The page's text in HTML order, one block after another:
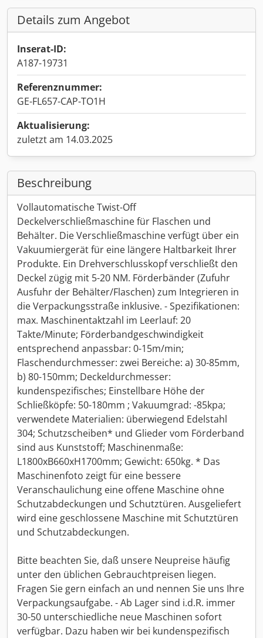
Details zum Angebot
Inserat-ID:
A187-19731
Referenznummer:
GE-FL657-CAP-TO1H
Aktualisierung:
zuletzt am 14.03.2025
Beschreibung
Vollautomatische Twist-Off
Deckelverschließmaschine für Flaschen und
Behälter. Die Verschließmaschine verfügt über ein
Vakuumiergerät für eine längere Haltbarkeit Ihrer
Produkte. Ein Drehverschlusskopf verschließt den
Deckel zügig mit 5-20 NM. Förderbänder (Zufuhr
Ausfuhr der Behälter/Flaschen) zum Integrieren in
die Verpackungsstraße inklusive. - Spezifikationen:
max. Maschinentaktzahl im Leerlauf: 20
Takte/Minute; Förderbandgeschwindigkeit
entsprechend anpassbar: 0-15m/min;
Flaschendurchmesser: zwei Bereiche: a) 30-85mm,
b) 80-150mm; Deckeldurchmesser:
kundenspezifisches; Einstellbare Höhe der
Schließköpfe: 50-180mm ; Vakuumgrad: -85kpa;
verwendete Materialien: überwiegend Edelstahl
304; Schutzscheiben* und Glieder vom Förderband
sind aus Kunststoff; Maschinenmaße:
L1800xB660xH1700mm; Gewicht: 650kg. * Das
Maschinenfoto zeigt für eine bessere
Veranschaulichung eine offene Maschine ohne
Schutzabdeckungen und Schutztüren. Ausgeliefert
wird eine geschlossene Maschine mit Schutztüren
und Schutzabdeckungen.
Bitte beachten Sie, daß unsere Neupreise häufig
unter den üblichen Gebrauchtpreisen liegen.
Fragen Sie gern einfach an und nennen Sie uns Ihre
Verpackungsaufgabe. - Ab Lager sind i.d.R. immer
30-50 unterschiedliche neue Maschinen sofort
verfügbar. Dazu haben wir bei kundenspezifisch